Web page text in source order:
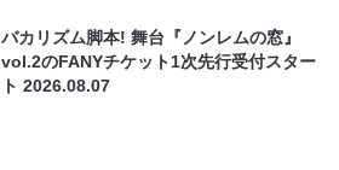
バカリズム脚本! 舞台『ノンレムの窓』
vol.2のFANYチケット1次先行受付スター
ト2026.08.07